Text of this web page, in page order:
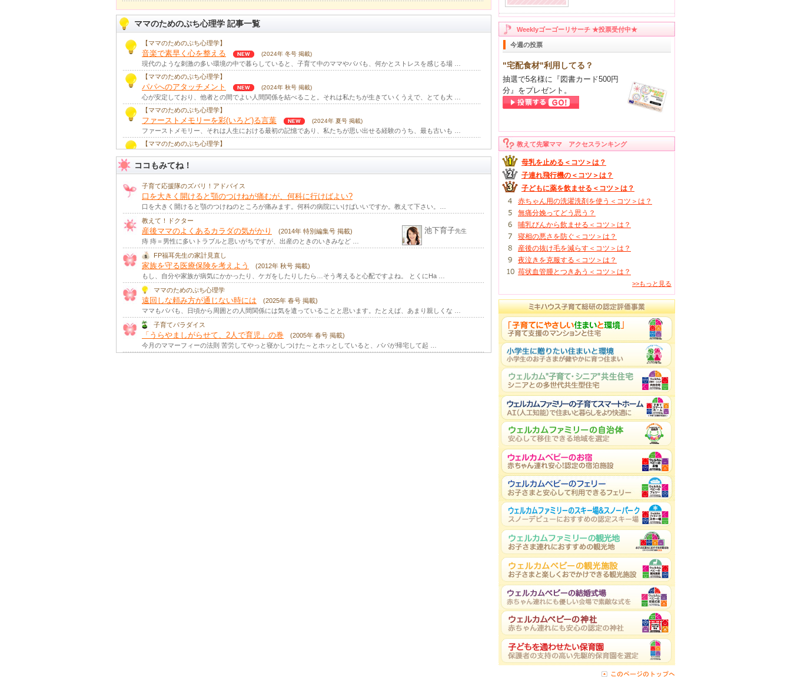
ママのためのぷち心理学 記事一覧
【ママのためのぷち心理学】
音楽で素早く心を整える (2024年 冬号 掲載)
現代のような刺激の多い環境の中で暮らしていると、子育て中のママやパパも、何かとストレスを感じる場 …
【ママのためのぷち心理学】
パパへのアタッチメント (2024年 秋号 掲載)
心が安定しており、他者との間でよい人間関係を結べること。それは私たちが生きていくうえで、とても大 …
【ママのためのぷち心理学】
ファーストメモリーを彩(いろど)る言葉 (2024年 夏号 掲載)
ファーストメモリー、それは人生における最初の記憶であり、私たちが思い出せる経験のうち、最も古いも …
【ママのためのぷち心理学】
身の周りにあるものを別のものに見立てて遊ぶ「見立て遊び」。これは、幼児の代表的な遊びの１つですね …
ストレスを味方につけるとは
子育て中のママやパパは、育児、仕事、人間関係などで、けっこうストレスがたまっているはず。 「スト …
【ママのためのぷち心理学】
笑顔が笑顔を呼ぶのはなぜ？
ママやパパが微笑むと、子どもたちも微笑んでくれる…それは多くの人が経験していることではないでしょ …
【ママのためのぷち心理学】
ほめ合う家族の漏れ聞きコミュニケーション
子どもたちは、ほめられることが大好き。もちろん私たち大人もそうです。ほめられると「もっとがんばろ …
【ママのためのぷち心理学】
家事で健康になる秘訣とは
家事は、日々の生活に欠かせないもの。その大切さはわかっていても、繰り返しの作業に、時にはうんざり …
【ママのためのぷち心理学】
希望の力
生きていくうえで、「もうダメかも…」と弱気になったり自信を失ったりすることは、けっこう多いもので …
【ママのためのぷち心理学】
子どもどうしのコミュニケーション
ココもみてね！
子育て応援隊のズバリ！アドバイス
口を大きく開けると顎のつけねが痛むが、何科に行けばよい?
口を大きく開けると顎のつけねのところが痛みます。何科の病院にいけばいいですか。教えて下さい。…
教えて！ドクター
産後ママのよくあるカラダの気がかり
(2014年 特別編集号 掲載)
痔 痔＝男性に多いトラブルと思いがちですが、出産のときのいきみなど …
池下育子先生
FP福耳先生の家計見直し
家族を守る医療保険を考えよう
(2012年 秋号 掲載)
もし、自分や家族が病気にかかったり、ケガをしたりしたら…そう考えると心配ですよね。 とくにHa …
ママのためのぷち心理学
遠回しな頼み方が通じない時には
(2025年 春号 掲載)
ママもパパも、日頃から周囲との人間関係には気を遣っていることと思います。たとえば、あまり親しくな …
子育てパラダイス
「うらやましがらせて、2人で育児」の巻
(2005年 春号 掲載)
今月のママーフィーの法則 苦労してやっと寝かしつけた～とホッとしていると、パパが帰宅して起 …
Weeklyゴーゴーリサーチ ★投票受付中★
今週の投票
"宅配食材"利用してる？
抽選で5名様に『図書カード500円
分』をプレゼント。
教えて先輩ママ アクセスランキング
母乳を止める＜コツ＞は？
子連れ飛行機の＜コツ＞は？
子どもに薬を飲ませる＜コツ＞は？
赤ちゃん用の洗濯洗剤を使う＜コツ＞は？
無痛分娩ってどう思う？
哺乳びんから飲ませる＜コツ＞は？
寝相の悪さを防ぐ＜コツ＞は？
産後の抜け毛を減らす＜コツ＞は？
夜泣きを克服する＜コツ＞は？
苺状血管腫とつきあう＜コツ＞は？
>>もっと見る